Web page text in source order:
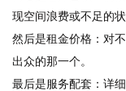
现空间浪费或不足的状
然后是租金价格：对
出众的那一个。
最后是服务配套：详